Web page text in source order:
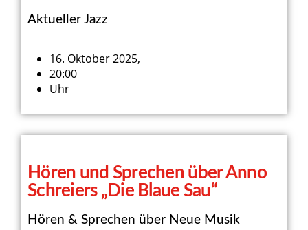
Aktueller Jazz
16. Oktober 2025,
20:00
Uhr
Hören und Sprechen über Anno
Schreiers „Die Blaue Sau“
Hören & Sprechen über Neue Musik